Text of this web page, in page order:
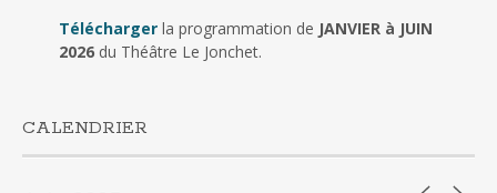
Télécharger la programmation de JANVIER à JUIN
2026du Théâtre Le Jonchet.
CALENDRIER